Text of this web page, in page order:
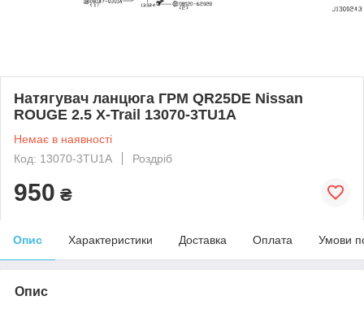
Натягувач ланцюга ГРМ QR25DE Nissan
ROUGE 2.5 X-Trail 13070-3TU1A
Немає в наявності
Код: 13070-3TU1A
Роздріб
950 ₴
Опис Характеристики Доставка Оплата Умови
Опис